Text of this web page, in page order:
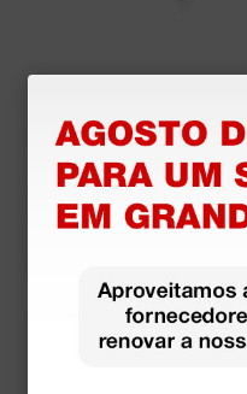
hnle
221,00 €
(Preço sem IVA)